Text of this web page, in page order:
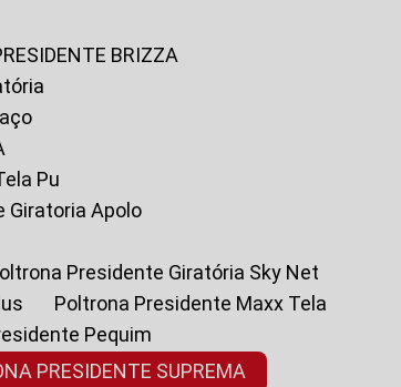
BRIZZA
Pu
Giratoria Apolo
Poltrona Presidente Giratória Sky Net
Poltrona Presidente Maxx Tela
Pequim
PRESIDENTE SUPREMA